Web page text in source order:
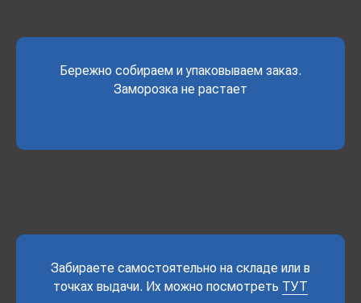
Бережно собираем и упаковываем заказ.
Заморозка не растает
Забираете самостоятельно на складе или в
точках выдачи. Их можно посмотреть ТУТ